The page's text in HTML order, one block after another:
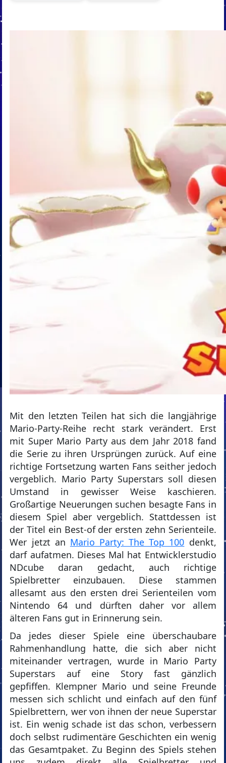
Mit den letzten Teilen hat sich die langjährige
Mario-Party-Reihe recht stark verändert. Erst
mit Super Mario Party aus dem Jahr 2018 fand
die Serie zu ihren Ursprüngen zurück. Auf eine
richtige Fortsetzung warten Fans seither jedoch
vergeblich. Mario Party Superstars soll diesen
Umstand in gewisser Weise kaschieren.
Großartige Neuerungen suchen besagte Fans in
diesem Spiel aber vergeblich. Stattdessen ist
der Titel ein Best-of der ersten zehn Serienteile.
Wer jetzt an Mario Party: The Top 100 denkt,
darf aufatmen. Dieses Mal hat Entwicklerstudio
NDcube daran gedacht, auch richtige
Spielbretter einzubauen. Diese stammen
allesamt aus den ersten drei Serienteilen vom
Nintendo 64 und dürften daher vor allem
älteren Fans gut in Erinnerung sein.
Da jedes dieser Spiele eine überschaubare
Rahmenhandlung hatte, die sich aber nicht
miteinander vertragen, wurde in Mario Party
Superstars auf eine Story fast gänzlich
gepfiffen. Klempner Mario und seine Freunde
messen sich schlicht und einfach auf den fünf
Spielbrettern, wer von ihnen der neue Superstar
ist. Ein wenig schade ist das schon, verbessern
doch selbst rudimentäre Geschichten ein wenig
das Gesamtpaket. Zu Beginn des Spiels stehen